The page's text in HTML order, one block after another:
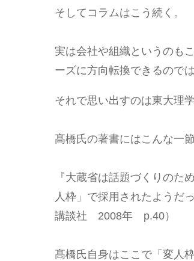
そしてコラムはこう続く。
実は会社や組織というのも
ーズに方向転換できるので
それで思い出すのは東大理
髙橋氏の著書にはこんな一節
『大蔵省は話題づくりのた
人枠」で採用されたよう
講談社 2008年 p.40）
髙橋氏自身はここで「変人